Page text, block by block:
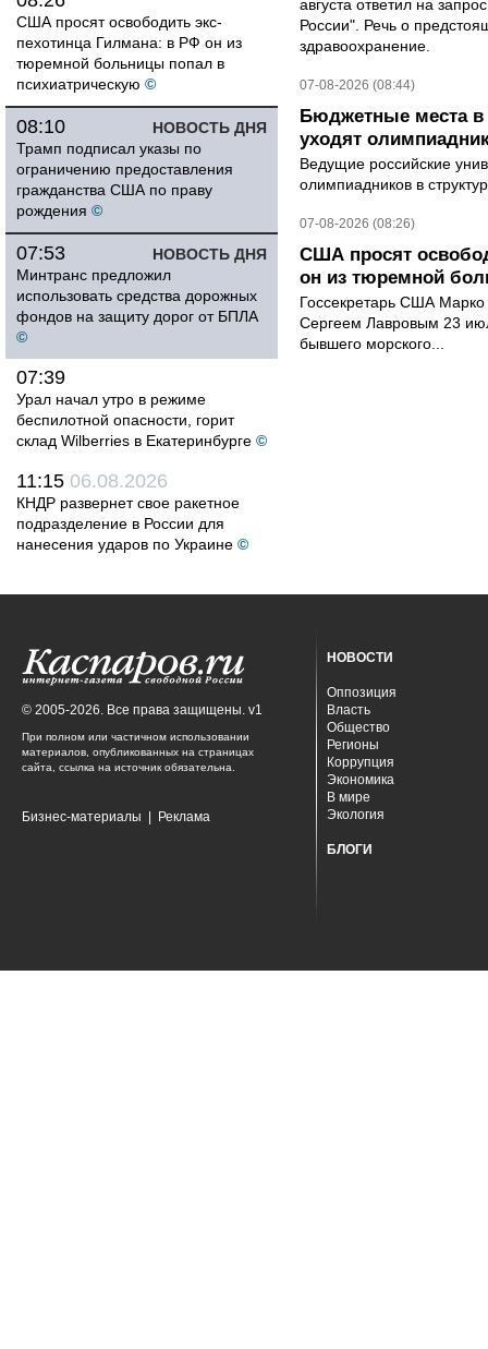
США просят освободить экс-
пехотинца Гилмана: в РФ он из
тюремной больницы попал в
психиатрическую ©
НОВОСТЬ ДНЯ
08:10
Трамп подписал указы по
ограничению предоставления
гражданства США по праву
рождения ©
НОВОСТЬ ДНЯ
07:53
Минтранс предложил
использовать средства дорожных
фондов на защиту дорог от БПЛА
©
07:39
Урал начал утро в режиме
беспилотной опасности, горит
склад Wilberries в Екатеринбурге ©
11:15 06.08.2026
КНДР развернет свое ракетное
подразделение в России для
нанесения ударов по Украине ©
августа ответил на
России". Речь о
здравоохранение.
07-08-2026 (08:44)
Бюджетные места в
уходят
Ведущие российские
олимпиадников в
07-08-2026 (08:26)
США просят
он из тюремной
Госсекретарь США
Сергеем Лавровым 23
бывшего морского...
© 2005-2026. Все права защищены. v1
При полном или частичном использовании
материалов, опубликованных на страницах
сайта, ссылка на источник обязательна.
Бизнес-материалы Реклама
НОВОСТИ
Оппозиция
Власть
Общество
Регионы
Коррупция
Экономика
В мире
Экология
БЛОГИ